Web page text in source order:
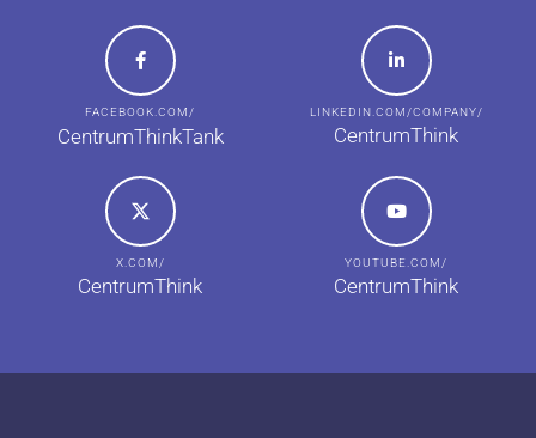
FACEBOOK.COM/
CentrumThinkTank
LINKEDIN.COM/COMPANY/
CentrumThink
X.COM/
CentrumThink
YOUTUBE.COM/
CentrumThink